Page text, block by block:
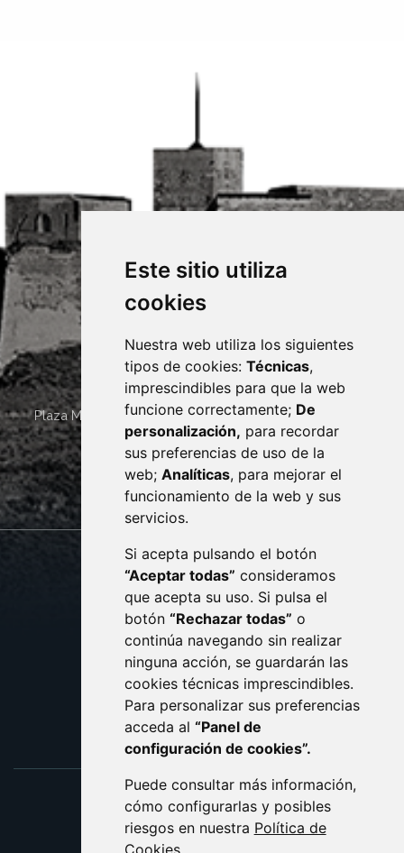
Este sitio utiliza
cookies
Nuestra web utiliza los siguientes
tipos de cookies: Técnicas,
imprescindibles para que la web
funcione correctamente; De
personalización, para recordar
sus preferencias de uso de la
web; Analíticas, para mejorar el
funcionamiento de la web y sus
servicios.
Si acepta pulsando el botón
“Aceptar todas” consideramos
que acepta su uso. Si pulsa el
botón “Rechazar todas” o
continúa navegando sin realizar
ninguna acción, se guardarán las
cookies técnicas imprescindibles.
Para personalizar sus preferencias
acceda al “Panel de
configuración de cookies”.
Puede consultar más información,
cómo configurarlas y posibles
riesgos en nuestra Política de
Cookies.
Plaza Mayor 4 22400 MONZÓN - ARAGÓN (ESPAÑA)
· (34) 974 400 700 ·
sac@monzon.es
monzon.es
CONTACTO
AVISO LEGAL
PROTECCIÓN DE DATOS
POLÍTICA DE COOKIES
ACCESIBILIDAD
ENLACE EXTERNO AL